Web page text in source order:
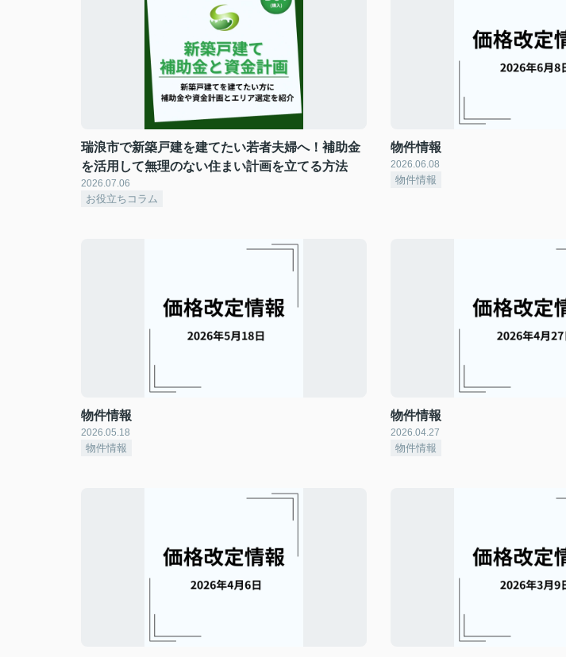
瑞浪市で新築戸建を建てたい若者夫婦へ！補助金
を活用して無理のない住まい計画を立てる方法
2026.07.06
お役立ちコラム
物件情報
2026.06.08
物件情報
物件情報
2026.05.18
物件情報
物件情報
2026.04.27
物件情報